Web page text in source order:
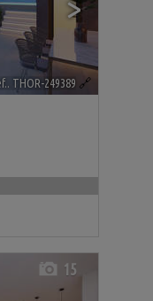
THOR-249389 🔗
15